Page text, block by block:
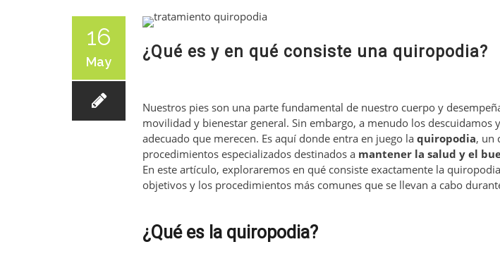
16
May
¿Qué es y en qué consiste una quiropodia?
Nuestros pies son una parte fundamental de nuestro cuerpo y
movilidad y bienestar general. Sin embargo, a menudo los descuidamos
adecuado que merecen. Es aquí donde entra en juego la quiropodia, un
procedimientos especializados destinados a mantener la salud y el
En este artículo, exploraremos en qué consiste exactamente la
objetivos y los procedimientos más comunes que se llevan a cabo
¿Qué es la quiropodia?